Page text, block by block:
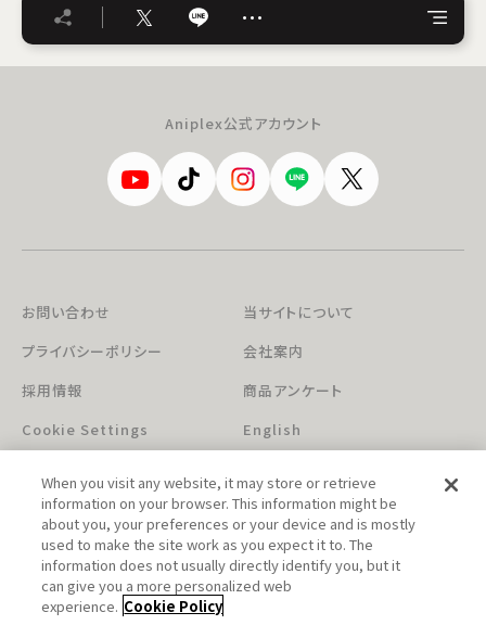
…
Aniplex公式アカウント
お問い合わせ
当サイトについて
プライバシーポリシー
会社案内
採用情報
商品アンケート
Cookie Settings
English
このホームページに掲載されている著作物の無断利用を禁じます。
When you visit any website, it may store or retrieve
information on your browser. This information might be
about you, your preferences or your device and is mostly
used to make the site work as you expect it to. The
information does not usually directly identify you, but it
can give you a more personalized web
experience. Cookie Policy